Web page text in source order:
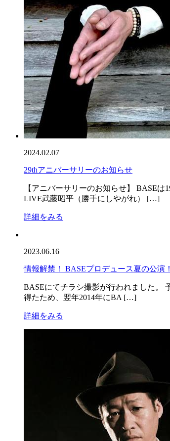
2024.02.07
29thアニバーサリーのお知らせ
【アニバーサリーのお知らせ】 BASE
LIVE武藤昭平（勝手にしやがれ） […]
詳細をみる
2023.06.16
情報解禁！ BASEプロデュース夏の公演！
BASEにてチラシ撮影が行われました。
得たため、翌年2014年にBA […]
詳細をみる